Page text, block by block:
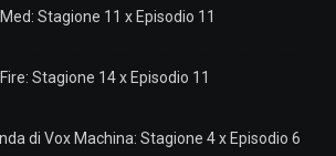
Stagione 11 x Episodio 11
Stagione 14 x Episodio 11
di Vox Machina: Stagione 4 x Episodio 6